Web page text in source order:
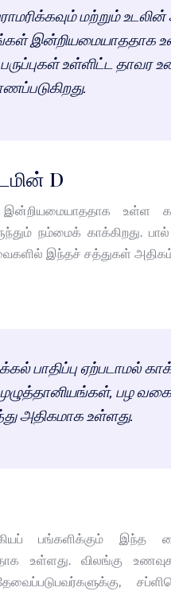
மற்றும்
உள்ளிட்ட தாவர
D
இன்றியமையாததாக உள்ள
நம்மைக் காக்கிறது.
இந்தச் சத்துகள்
பாதிப்பு ஏற்படாமல்
பழ
அதிகமாக உள்ளது.
பங்களிக்கும் இந்த
உள்ளது. விலங்கு